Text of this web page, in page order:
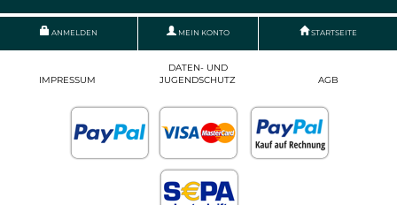
ANMELDEN MEIN KONTO STARTSEITE
IMPRESSUM
DATEN- UND
JUGENDSCHUTZ
AGB